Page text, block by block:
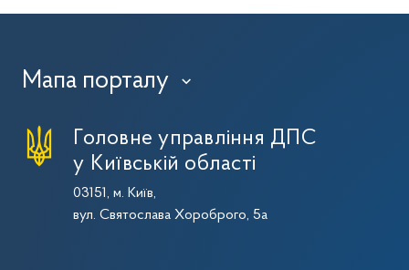
Мапа порталу ›
Головне управління ДПС
у Київській області
03151, м. Київ,
вул. Святослава Хороброго, 5а